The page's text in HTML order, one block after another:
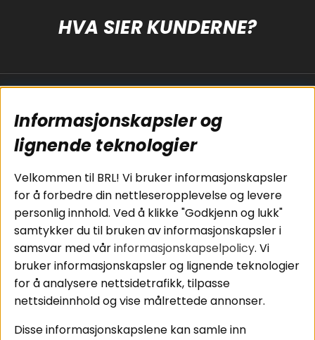
HVA SIER KUNDERNE?
Koblingsguide for
subwoofers
Tilkobling av
bilforsterker
Koblingsguide for
midbasser
Butikker
Våre ambassadører
- Team BRL
Cookies
Kjøpsvilkår
Personvernpolicy
Service / Garanti /
Retur
Informasjonskapsler og
lignende teknologier
Velkommen til BRL! Vi bruker informasjonskapsler
for å forbedre din nettleseropplevelse og levere
personlig innhold. Ved å klikke "Godkjenn og lukk"
samtykker du til bruken av informasjonskapsler i
samsvar med vårinformasjonskapselpolicy. Vi
bruker informasjonskapsler og lignende teknologier
for å analysere nettsidetrafikk, tilpasse
nettsideinnhold og vise målrettede annonser.
Disse informasjonskapslene kan samle inn